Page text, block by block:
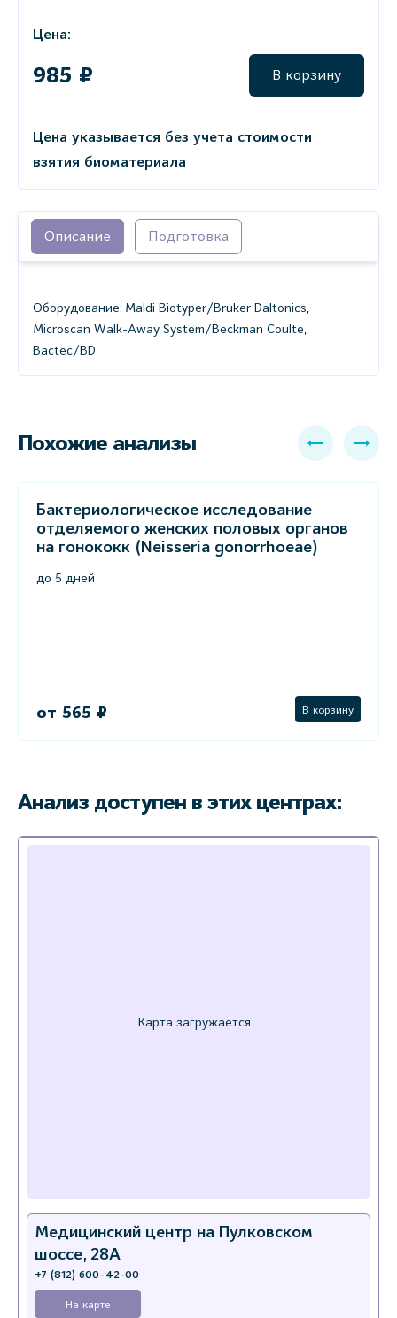
Цена:
985 ₽ В корзину
Цена указывается без учета стоимости
взятия биоматериала
Описание Подготовка
Оборудование: Maldi Biotyper/Bruker Daltonics,
Microscan Walk-Away System/Beckman Coulte,
Bactec/BD
Похожие анализы
Бактериологическое исследование
отделяемого женских половых органов
на гонококк (Neisseria gonorrhoeae)
до 5 дней
от 565 ₽ В корзину
Анализ доступен в этих центрах:
Медицинский центр на Пулковском
шоссе, 28А
+7 (812) 600-42-00
На карте